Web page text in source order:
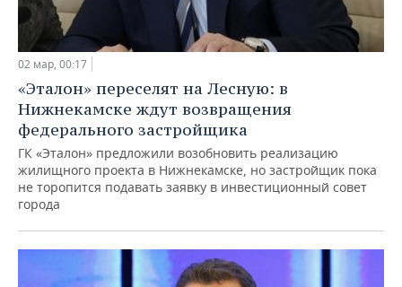
02 мар, 00:17
«Эталон» переселят на Лесную: в
Нижнекамске ждут возвращения
федерального застройщика
ГК «Эталон» предложили возобновить реализацию
жилищного проекта в Нижнекамске, но застройщик пока
не торопится подавать заявку в инвестиционный совет
города